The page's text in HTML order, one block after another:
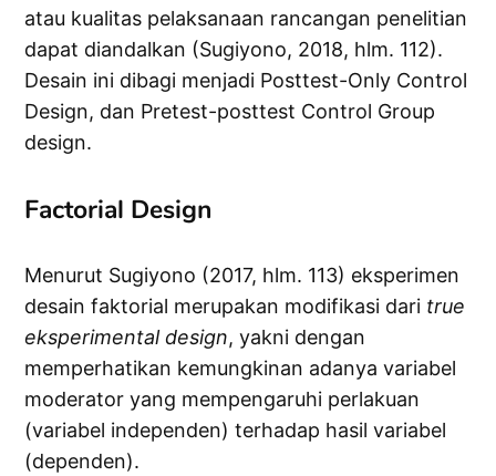
atau kualitas pelaksanaan rancangan penelitian
dapat diandalkan (Sugiyono, 2018, hlm. 112).
Desain ini dibagi menjadi Posttest-Only Control
Design, dan Pretest-posttest Control Group
design.
Factorial Design
Menurut Sugiyono (2017, hlm. 113) eksperimen
desain faktorial merupakan modifikasi dari true
eksperimental design, yakni dengan
memperhatikan kemungkinan adanya variabel
moderator yang mempengaruhi perlakuan
(variabel independen) terhadap hasil variabel
(dependen).